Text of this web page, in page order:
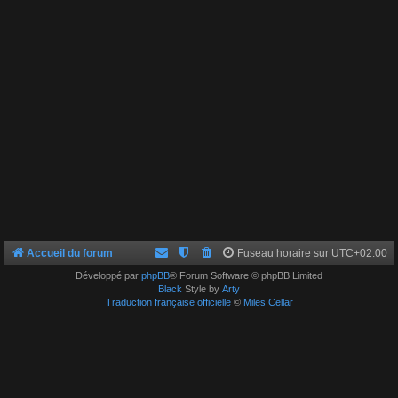
Accueil du forum Fuseau horaire sur UTC+02:00
Développé par phpBB® Forum Software © phpBB Limited
Black Style by Arty
Traduction française officielle© Miles Cellar